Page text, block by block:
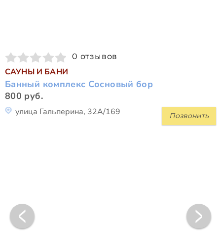
0 отзывов
САУНЫ И БАНИ
Банный комплекс Сосновый бор
800 руб.
Позвонить
улица Гальперина, 32А/169